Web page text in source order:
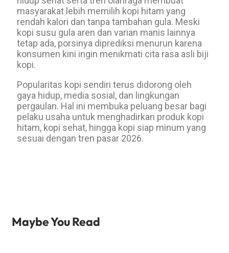
masyarakat lebih memilih kopi hitam yang
rendah kalori dan tanpa tambahan gula. Meski
kopi susu gula aren dan varian manis lainnya
tetap ada, porsinya diprediksi menurun karena
konsumen kini ingin menikmati cita rasa asli biji
kopi.
Popularitas kopi sendiri terus didorong oleh
gaya hidup, media sosial, dan lingkungan
pergaulan. Hal ini membuka peluang besar bagi
pelaku usaha untuk menghadirkan produk kopi
hitam, kopi sehat, hingga kopi siap minum yang
sesuai dengan tren pasar 2026.
Maybe You Read